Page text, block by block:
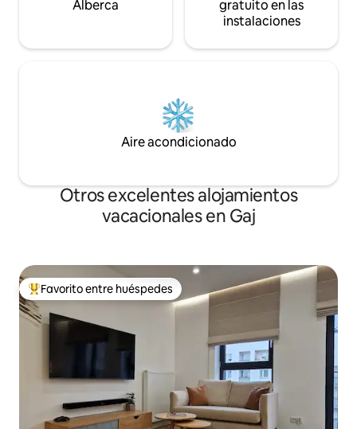
Alberca
gratuito en las
instalaciones
Aire acondicionado
Otros excelentes alojamientos
vacacionales en Gaj
De los mejores en Favorito entre huéspedes
Favorito entre huéspedes